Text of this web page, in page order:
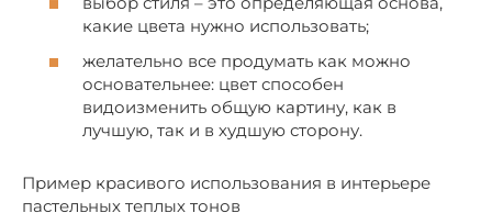
какие цвета нужно использовать;
желательно все продумать как можно
основательнее: цвет способен
видоизменить общую картину, как в
лучшую, так и в худшую сторону.
Пример красивого использования в интерьере
пастельных теплых тонов